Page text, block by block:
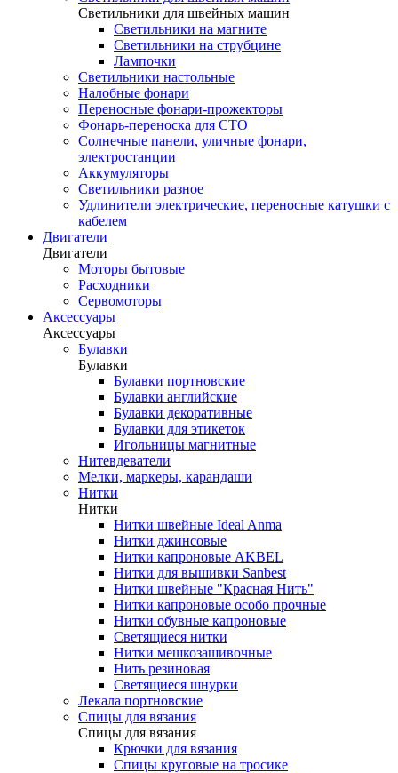
Светильники для швейных машин
Светильники на магните
Светильники на струбцине
Лампочки
Светильники настольные
Налобные фонари
Переносные фонари-прожекторы
Фонарь-переноска для СТО
Солнечные панели, уличные фонари,
электростанции
Аккумуляторы
Светильники разное
Удлинители электрические, переносные катушки с
кабелем
Двигатели
Двигатели
Моторы бытовые
Расходники
Сервомоторы
Аксессуары
Аксессуары
Булавки
Булавки
Булавки портновские
Булавки английские
Булавки декоративные
Булавки для этикеток
Игольницы магнитные
Нитевдеватели
Мелки, маркеры, карандаши
Нитки
Нитки
Нитки швейные Ideal Anma
Нитки джинсовые
Нитки капроновые AKBEL
Нитки для вышивки Sanbest
Нитки швейные "Красная Нить"
Нитки капроновые особо прочные
Нитки обувные капроновые
Светящиеся нитки
Нитки мешкозашивочные
Нить резиновая
Светящиеся шнурки
Лекала портновские
Спицы для вязания
Спицы для вязания
Крючки для вязания
Спицы круговые на тросике